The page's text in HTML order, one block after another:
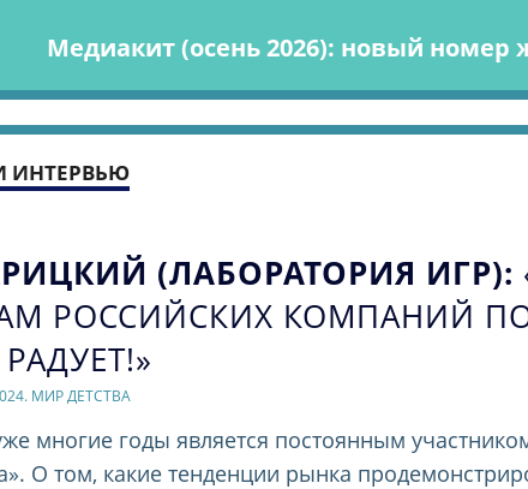
Медиакит (осень 2026): новый
ИНТЕРВЬЮ
(ЛАБОРАТОРИЯ ИГР):
РОССИЙСКИХ КОМПАНИЙ
МИР ДЕТСТВА
многие годы является постоянным
О том, какие тенденции рынка